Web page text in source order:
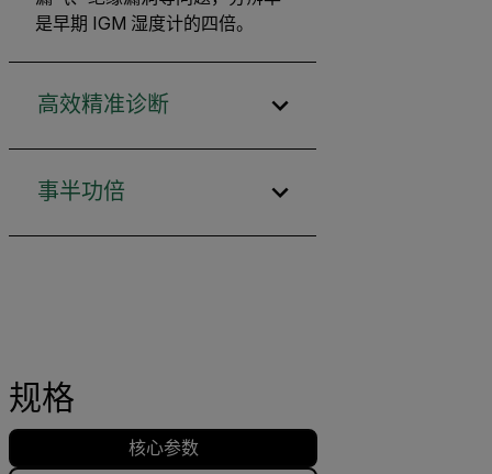
是早期 IGM 湿度计的四倍。
高效精准诊断
事半功倍
规格
核心参数